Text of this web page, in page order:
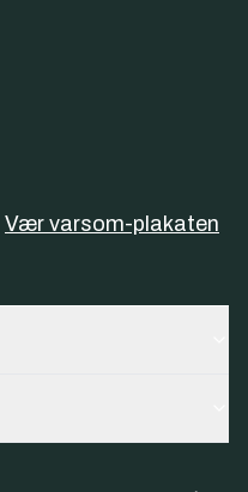
Vær varsom-plakaten